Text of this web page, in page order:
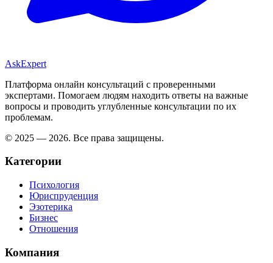
AskExpert
Платформа онлайн консультаций с проверенными
экспертами. Помогаем людям находить ответы на важные
вопросы и проводить углубленные консультации по их
проблемам.
© 2025 — 2026. Все права защищены.
Категории
Психология
Юриспруденция
Эзотерика
Бизнес
Отношения
Компания